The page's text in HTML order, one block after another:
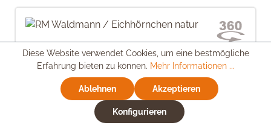
Diese Website verwendet Cookies, um eine bestmögliche
Erfahrung bieten zu können. Mehr Informationen ...
Ablehnen Akzeptieren
Konfigurieren